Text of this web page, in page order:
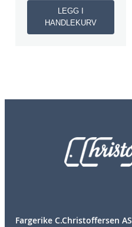
LEGG I
HANDLEKURV
Fargerike C.Christoffersen AS